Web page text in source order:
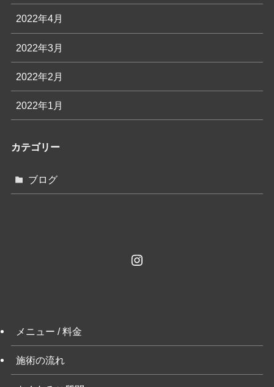
2022年4月
2022年3月
2022年2月
2022年1月
カテゴリー
ブログ
Instagram
メニュー / 料金
施術の流れ